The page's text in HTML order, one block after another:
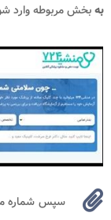
بهبخش مربوطه وارد
سپس شماره